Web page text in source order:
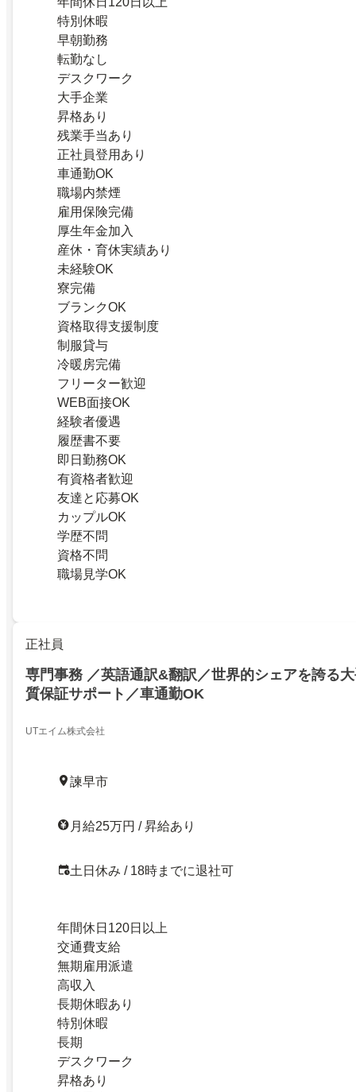
特別休暇
早朝勤務
転勤なし
デスクワーク
大手企業
昇格あり
残業手当あり
正社員登用あり
車通勤OK
職場内禁煙
雇用保険完備
厚生年金加入
産休・育休実績あり
未経験OK
寮完備
ブランクOK
資格取得支援制度
制服貸与
冷暖房完備
フリーター歓迎
WEB面接OK
経験者優遇
履歴書不要
即日勤務OK
有資格者歓迎
友達と応募OK
カップルOK
学歴不問
資格不問
職場見学OK
正社員
専門事務 ／英語通訳&翻訳／世界的シェアを誇る
質保証サポート／車通勤OK
UTエイム株式会社
諫早市
月給25万円 / 昇給あり
土日休み / 18時までに退社可
年間休日120日以上
交通費支給
無期雇用派遣
高収入
長期休暇あり
特別休暇
長期
デスクワーク
昇格あり